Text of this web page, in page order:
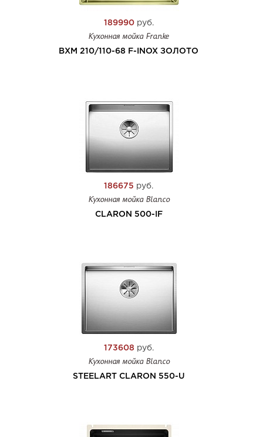
189990руб.
Кухонная мойка Franke
BXM 210/110-68 F-INOX ЗОЛОТО
186675 руб.
Кухонная мойка Blanco
CLARON 500-IF
173608 руб.
Кухонная мойка Blanco
STEELART CLARON 550-U